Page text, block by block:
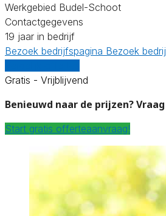
Werkgebied Budel-Schoot
Contactgegevens
19 jaar in bedrijf
Bezoek bedrijfspagina Bezoek
Gratis - Vrijblijvend
Benieuwd naar de prijzen?
Start gratis offerteaanvraag!